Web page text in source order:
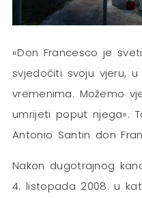
«Don Francesco je
svjedočiti svoju vjeru,
vremenima. Možemo
umrijeti poput njega».
Antonio Santin don
Nakon dugotrajnog
4. listopada 2008. u